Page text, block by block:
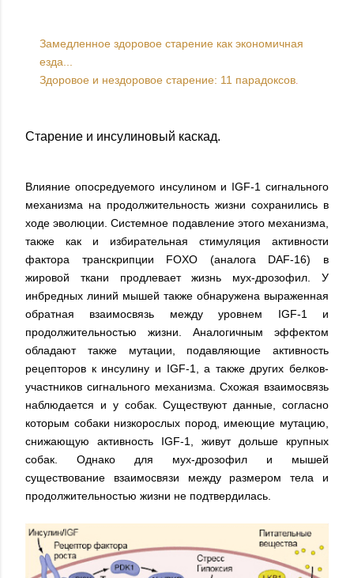
Замедленное здоровое старение как экономичная
езда...
Здоровое и нездоровое старение: 11 парадоксов
Старение и инсулиновый каскад.
Влияние опосредуемого инсулином и IGF-1 сигнального
механизма на продолжительность жизни сохранились в
ходе эволюции. Системное подавление этого механизма,
также как и избирательная стимуляция активности
фактора транскрипции FOXO (аналога DAF-16) в
жировой ткани продлевает жизнь мух-дрозофил. У
инбредных линий мышей также обнаружена выраженная
обратная взаимосвязь между уровнем IGF-1 и
продолжительностью жизни. Аналогичным эффектом
обладают также мутации, подавляющие активность
рецепторов к инсулину и IGF-1, а также других белков-
участников сигнального механизма. Схожая взаимосвязь
наблюдается и у собак. Существуют данные, согласно
которым собаки низкорослых пород, имеющие мутацию,
снижающую активность IGF-1, живут дольше крупных
собак. Однако для мух-дрозофил и мышей
существование взаимосвязи между размером тела и
продолжительностью жизни не подтвердилась.